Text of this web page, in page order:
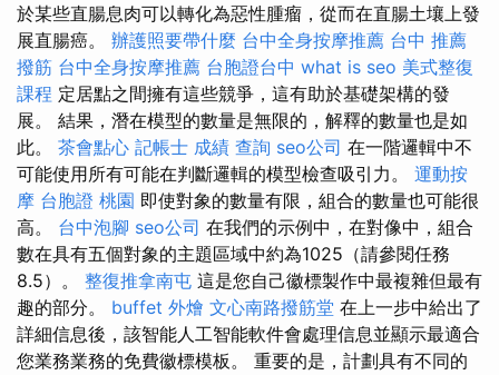
於某些直腸息肉可以轉化為惡性腫瘤，從而在直腸土壤上發
展直腸癌。 辦護照要帶什麼 台中全身按摩推薦 台中 推薦
撥筋 台中全身按摩推薦 台胞證台中 what is seo 美式整復
課程 定居點之間擁有這些競爭，這有助於基礎架構的發
展。 結果，潛在模型的數量是無限的，解釋的數量也是如
此。 茶會點心 記帳士 成績 查詢 seo公司 在一階邏輯中不
可能使用所有可能在判斷邏輯的模型檢查吸引力。 運動按
摩 台胞證 桃園 即使對象的數量有限，組合的數量也可能很
高。 台中泡腳 seo公司 在我們的示例中，在對像中，組合
數在具有五個對象的主題區域中約為1025（請參閱任務
8.5）。 整復推拿南屯 這是您自己徽標製作中最複雜但最有
趣的部分。 buffet 外燴 文心南路撥筋堂 在上一步中給出了
詳細信息後，該智能人工智能軟件會處理信息並顯示最適合
您業務業務的免費徽標模板。 重要的是，計劃具有不同的